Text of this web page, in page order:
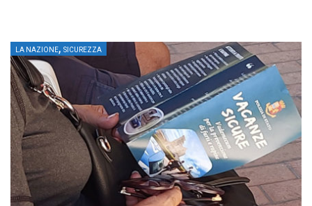
LA NAZIONE, SICUREZZA